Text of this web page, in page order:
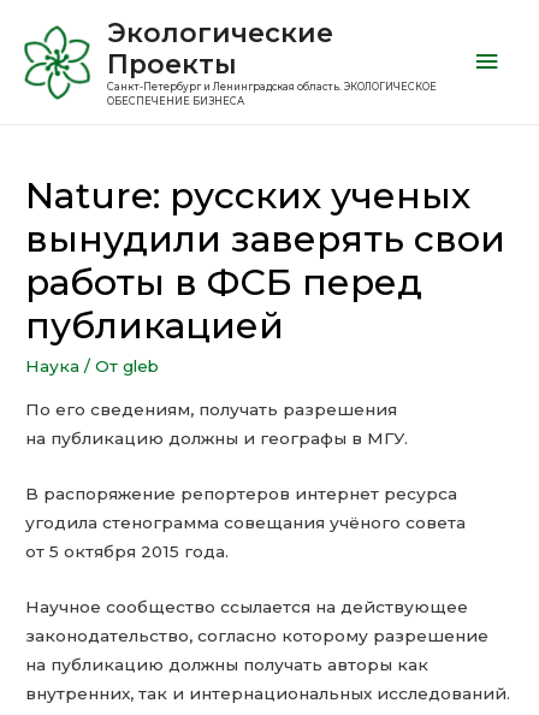
Экологические
Проекты
Санкт-Петербург и Ленинградская область. ЭКОЛОГИЧЕСКОЕ
ОБЕСПЕЧЕНИЕ БИЗНЕСА
Nature: русских ученых
вынудили заверять свои
работы в ФСБ перед
публикацией
Наука / От gleb
По его сведениям, получать разрешения
на публикацию должны и географы в МГУ.
В распоряжение репортеров интернет ресурса
угодила стенограмма совещания учёного совета
от 5 октября 2015 года.
Научное сообщество ссылается на действующее
законодательство, согласно которому разрешение
на публикацию должны получать авторы как
внутренних, так и интернациональных исследований.